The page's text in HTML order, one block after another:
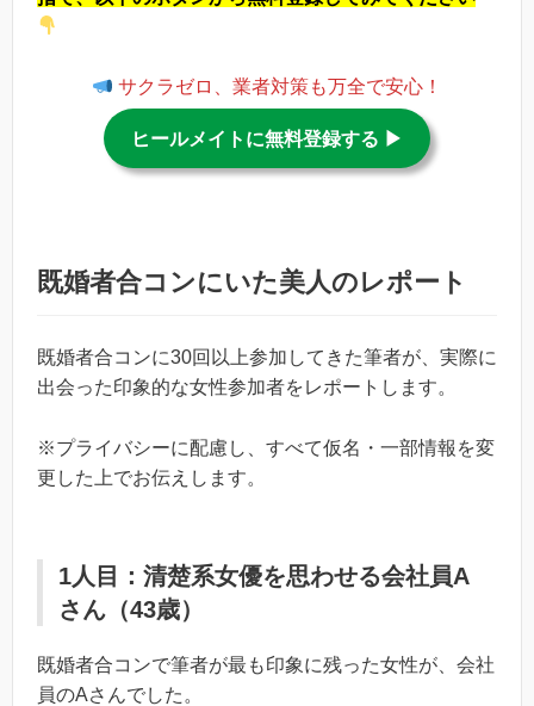
サクラゼロ、業者対策も万全で安心！
ヒールメイトに無料登録する ▶︎
既婚者合コンにいた美人のレポート
既婚者合コンに30回以上参加してきた筆者が、実際に
出会った印象的な女性参加者をレポートします。
※プライバシーに配慮し、すべて仮名・一部情報を変
更した上でお伝えします。
1人目：清楚系女優を思わせる会社員A
さん（43歳）
既婚者合コンで筆者が最も印象に残った女性が、会社
員のAさんでした。